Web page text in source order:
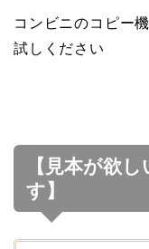
コンビニのコピー
試しください
【見本が欲
す】